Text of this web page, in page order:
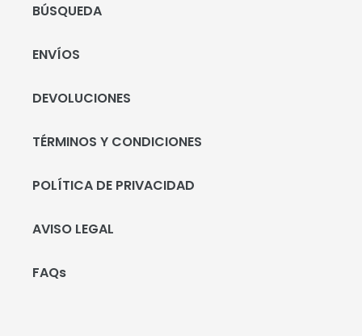
BÚSQUEDA
ENVÍOS
DEVOLUCIONES
TÉRMINOS Y CONDICIONES
POLÍTICA DE PRIVACIDAD
AVISO LEGAL
FAQs